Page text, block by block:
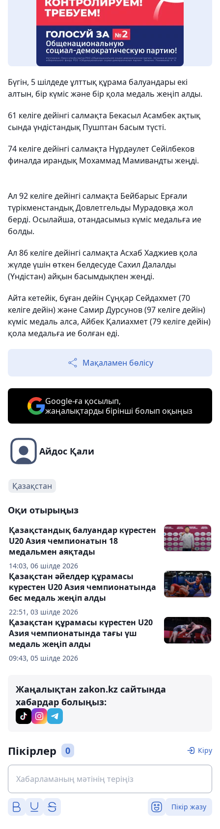
Бүгін, 5 шілдеде ұлттық құрама балуандары екі
алтын, бір күміс және бір қола медаль жеңіп алды.
61 келіге дейінгі салмақта Бекасыл Асамбек ақтық
сында үндістандық Пушптан басым түсті.
74 келіге дейінгі салмақта Нұрдәулет Сейілбеков
финалда ирандық Мохаммад Мамивандты жеңді.
Ал 92 келіге дейінгі салмақта Бейбарыс Ерғали
түрікменстандық Довлетгельды Мурадовқа жол
берді. Осылайша, отандасымыз күміс медальға ие
болды.
Ал 86 келіге дейінгі салмақта Асхаб Хаджиев қола
жүлде үшін өткен белдесуде Сахил Далалды
(Үндістан) айқын басымдықпен жеңді.
Айта кетейік, бұған дейін Сұңқар Сейдахмет (70
келіге дейін) және Самир Дурсунов (97 келіге дейін)
күміс медаль алса, Айбек Қалиахмет (79 келіге дейін)
қола медальға ие болған еді.
Мақаламен бөлісу
Google-ға қосылып,
жаңалықтарды бірінші болып оқыңыз
Айдос Қали
Қазақстан
Оқи отырыңыз
14:03, 06 шілде 2026
Қазақстандық балуандар күрестен
U20 Азия чемпионатын 18
медальмен аяқтады
22:51, 03 шілде 2026
Қазақстан әйелдер құрамасы
күрестен U20 Азия чемпионатында
бес медаль жеңіп алды
09:43, 05 шілде 2026
Қазақстан құрамасы күрестен U20
Азия чемпионатында тағы үш
медаль жеңіп алды
Жаңалықтан zakon.kz сайтында
хабардар болыңыз:
Пікірлер 0 Кіру
Пікір жазу